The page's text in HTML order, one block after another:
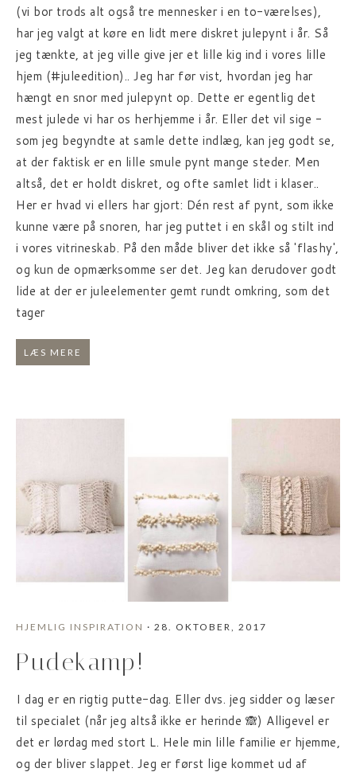
(vi bor trods alt også tre mennesker i en to-værelses),
har jeg valgt at køre en lidt mere diskret julepynt i år. Så
jeg tænkte, at jeg ville give jer et lille kig ind i vores lille
hjem (#juleedition).. Jeg har før vist, hvordan jeg har
hængt en snor med julepynt op. Dette er egentlig det
mest julede vi har os herhjemme i år. Eller det vil sige -
som jeg begyndte at samle dette indlæg, kan jeg godt se,
at der faktisk er en lille smule pynt mange steder. Men
altså, det er holdt diskret, og ofte samlet lidt i klaser..
Her er hvad vi ellers har gjort: Dén rest af pynt, som ikke
kunne være på snoren, har jeg puttet i en skål og stilt ind
i vores vitrineskab. På den måde bliver det ikke så 'flashy',
og kun de opmærksomme ser det. Jeg kan derudover godt
lide at der er juleelementer gemt rundt omkring, som det
tager
LÆS MERE
HJEMLIG INSPIRATION · 28. OKTOBER, 2017
Pudekamp!
I dag er en rigtig putte-dag. Eller dvs. jeg sidder og læser
til specialet (når jeg altså ikke er herinde 🙈) Alligevel er
det er lørdag med stort L. Hele min lille familie er hjemme,
og der bliver slappet. Jeg er først lige kommet ud af